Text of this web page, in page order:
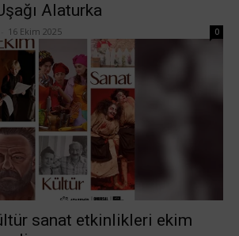
Alaturka
16 Ekim 2025 0
sanat etkinlikleri ekim